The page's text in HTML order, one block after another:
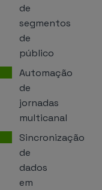
de
segmentos
de
público
Automação
de
jornadas
multicanal
Sincronização
de
dados
em